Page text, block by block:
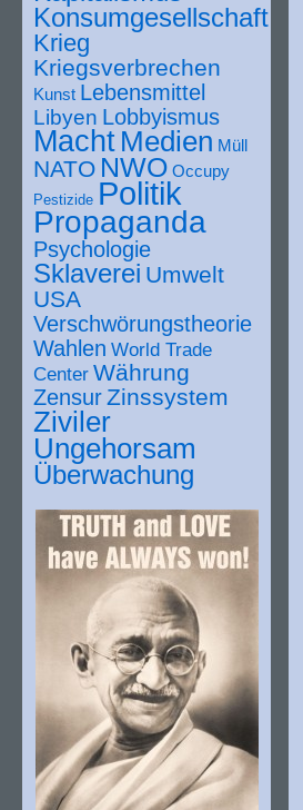
Konsumgesellschaft
Krieg
Kriegsverbrechen
Kunst Lebensmittel
Libyen Lobbyismus
Macht Medien Müll
NATO NWO Occupy
Pestizide Politik
Propaganda
Psychologie
Sklaverei Umwelt
USA
Verschwörungstheorie
Wahlen World Trade
Center Währung
ZensurZinssystem
Ziviler
Ungehorsam
Überwachung